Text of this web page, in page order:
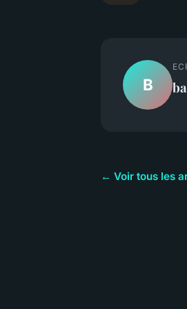
B
← Voir tous les